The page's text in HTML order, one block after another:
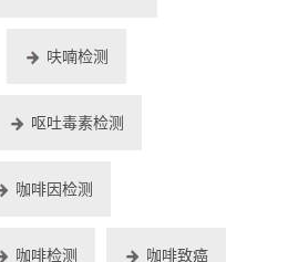
呋喃检测
呕吐毒素检测
咖啡因检测
咖啡检测 咖啡致癌